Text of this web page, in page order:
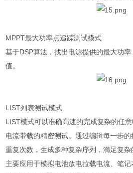
MPPT最大功率点追踪测试模式
基于DSP算法，找出电源提供的最大功
值。
LIST列表测试模式
LIST模式可以准确高速的完成复杂的任
电流带载的精密测试。通过编辑每一步
重复次数，生成多种复杂序列，满足复杂
主要应用于模拟电池放电拉载电流、笔